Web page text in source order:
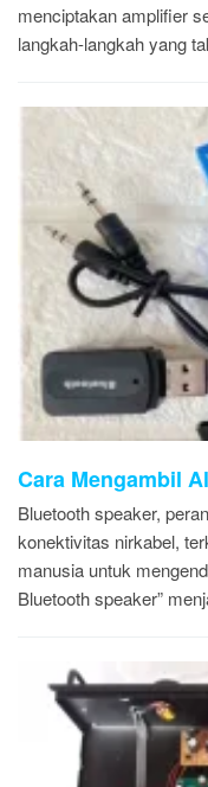
menciptakan amplifier
langkah-langkah yang
Cara Mengambil
Bluetooth speaker,
konektivitas nirkabel,
manusia untuk
Bluetooth speaker”